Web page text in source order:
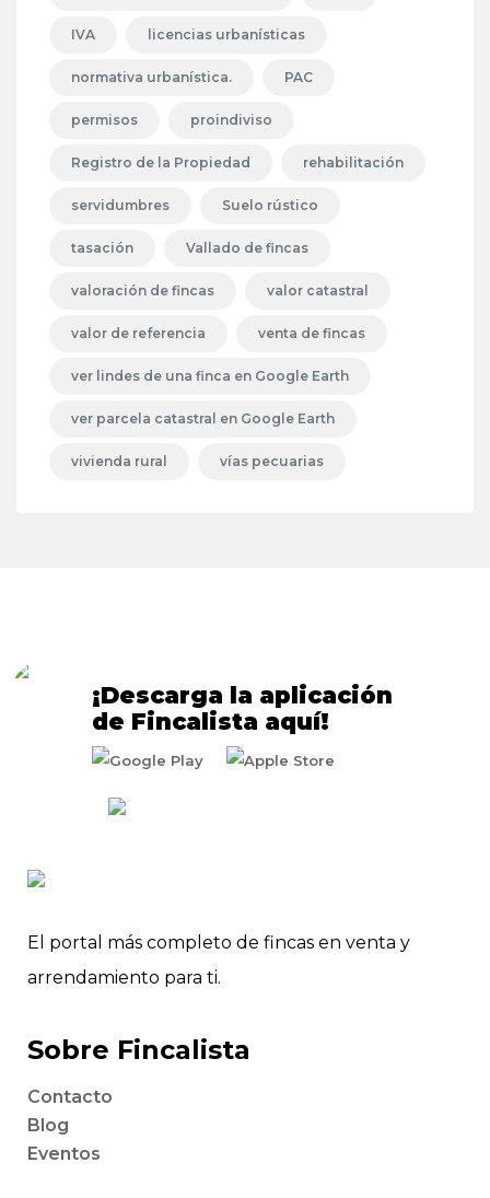
IVA licencias urbanísticas
normativa urbanística. PAC
permisos proindiviso
Registro de la Propiedad rehabilitación
servidumbres Suelo rústico
tasación Vallado de fincas
valoración de fincas valor catastral
valor de referencia venta de fincas
ver lindes de una finca en Google Earth
ver parcela catastral en Google Earth
vivienda rural vías pecuarias
El portal más completo de fincas en venta y
arrendamiento para ti.
Sobre Fincalista
Contacto
Blog
Eventos
¡Descarga la aplicación
de Fincalista aquí!